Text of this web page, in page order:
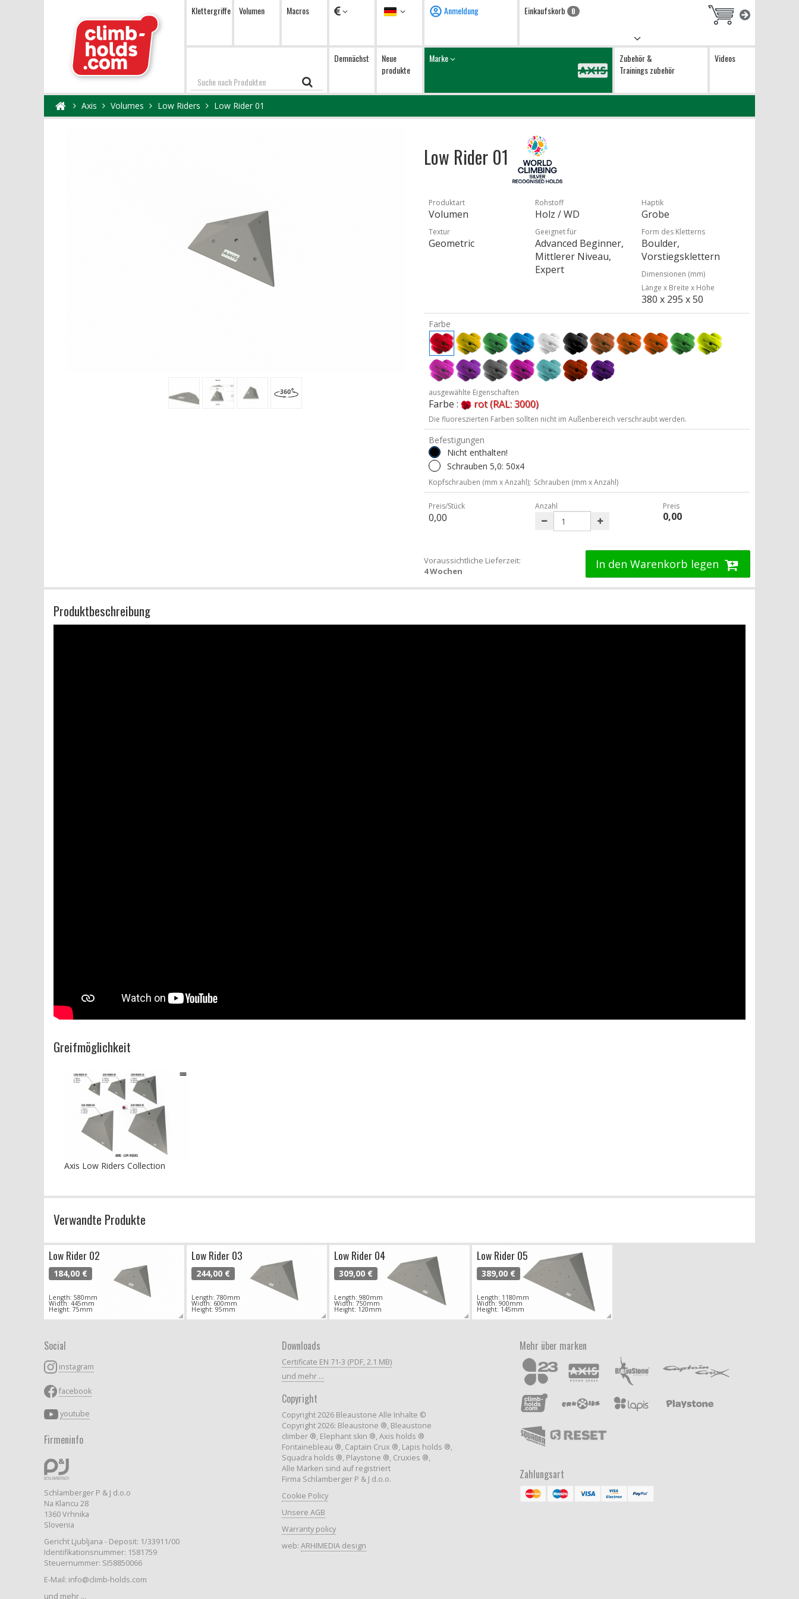
Klettergriffe Volumen Macros Währung Sprache Anmeldung Einkaufskorb 0
Suchen
Demnächst
Neue
produkte
Marke
Zubehör &
Trainings zubehör
Videos
Axis Volumes Low Riders Low Rider 01
Low Rider 01
Produktart
Volumen
Rohstoff
Holz / WD
Haptik
Grobe
Textur
Geometric
Geeignet für
Advanced Beginner,
Mittlerer Niveau,
Expert
Form des Kletterns
Boulder,
Vorstiegsklettern
Dimensionen (mm)
Länge x Breite x Höhe
380 x 295 x 50
Farbe
ausgewählte Eigenschaften
Farbe : rot (RAL: 3000)
Die fluoreszierten Farben sollten nicht im Außenbereich verschraubt werden.
Befestigungen
Nicht enthalten!
Schrauben 5,0: 50x4
Kopfschrauben (mm x Anzahl); Schrauben (mm x Anzahl)
Preis/Stück
0,00
Anzahl Preis
0,00
Voraussichtliche Lieferzeit:
4 Wochen
In den Warenkorb legen
Produktbeschreibung
Greifmöglichkeit
Axis Low Riders Collection
Verwandte Produkte
Low Rider 02
184,00 €
Length: 580mm
Width: 445mm
Height: 75mm
Low Rider 03
244,00 €
Length: 780mm
Width: 600mm
Height: 95mm
Low Rider 04
309,00 €
Length: 980mm
Width: 750mm
Height: 120mm
Low Rider 05
389,00 €
Length: 1180mm
Width: 900mm
Height: 145mm
Social
instagram
facebook
youtube
Firmeninfo
Schlamberger P & J d.o.o
Na Klancu 28
1360 Vrhnika
Slovenia
Gericht Ljubljana - Deposit: 1/33911/00
Identifikationsnummer: 1581759
Steuernummer: SI58850066
E-Mail: info@climb-holds.com
und mehr ...
Downloads
Certificate EN 71-3 (PDF, 2.1 MB)
und mehr ...
Copyright
Copyright 2026 Bleaustone Alle Inhalte ©
Copyright 2026: Bleaustone ®, Bleaustone
climber ®, Elephant skin ®, Axis holds ®
Fontainebleau ®, Captain Crux ®, Lapis holds ®,
Squadra holds ®, Playstone ®, Cruxies ®,
Alle Marken sind auf registriert
Firma Schlamberger P & J d.o.o.
Cookie Policy
Unsere AGB
Warranty policy
web: ARHIMEDIA design
Mehr über marken
Zahlungsart